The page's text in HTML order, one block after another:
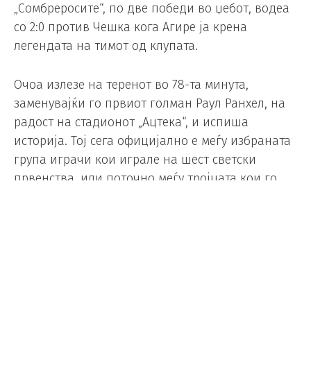
„Сомбреросите“, по две победи во џебот, водеа
со 2:0 против Чешка кога Агире ја крена
легендата на тимот од клупата.
Очоа излезе на теренот во 78-та минута,
заменувајќи го првиот голман Раул Ранхел, на
радост на стадионот „Ацтека“, и испиша
историја. Тој сега официјално е меѓу избраната
група играчи кои играле на шест светски
првенства, или поточно меѓу тројцата кои го